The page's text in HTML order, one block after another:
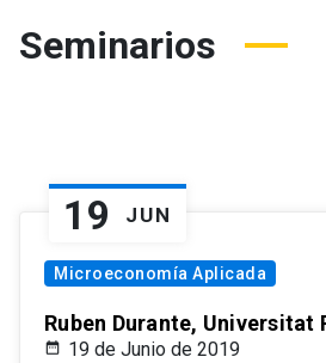
Seminarios
19 JUN
Microeconomía Aplicada
Ruben Durante, Universitat
19 de Junio de 2019